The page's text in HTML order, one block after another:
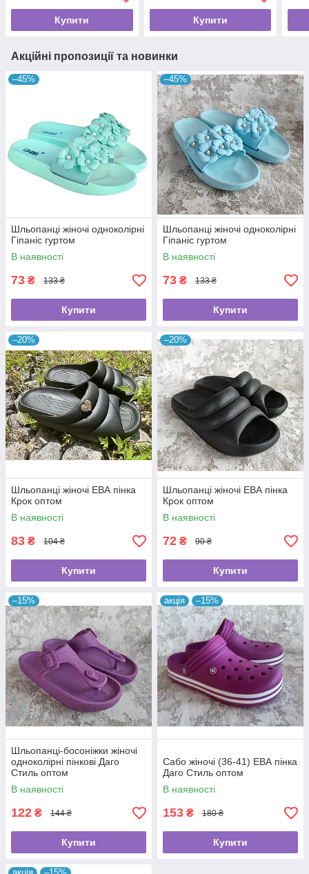
Купити Купити
Акційні пропозиції та новинки
–45%
Шльопанці жіночі одноколірні
Гіпаніс гуртом
В наявності
73 ₴ 133 ₴
Купити
–45%
Шльопанці жіночі одноколірні
Гіпаніс гуртом
В наявності
73 ₴ 133 ₴
Купити
–20%
Шльопанці жіночі ЕВА пінка
Крок оптом
В наявності
83 ₴ 104 ₴
Купити
–20%
Шльопанці жіночі ЕВА пінка
Крок оптом
В наявності
72 ₴ 90 ₴
Купити
–15%
Шльопанці-босоніжки жіночі
одноколірні пінкові Даго
Стиль оптом
В наявності
122 ₴ 144 ₴
Купити
акція –15%
Сабо жіночі (36-41) ЕВА пінка
Даго Стиль оптом
В наявності
153 ₴ 180 ₴
Купити